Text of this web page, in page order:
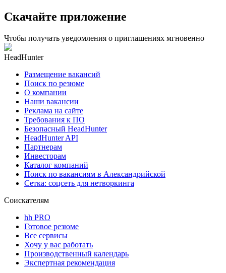
Скачайте приложение
Чтобы получать уведомления о приглашениях мгновенно
HeadHunter
Размещение вакансий
Поиск по резюме
О компании
Наши вакансии
Реклама на сайте
Требования к ПО
Безопасный HeadHunter
HeadHunter API
Партнерам
Инвесторам
Каталог компаний
Поиск по вакансиям в Александрийской
Сетка: соцсеть для нетворкинга
Соискателям
hh PRO
Готовое резюме
Все сервисы
Хочу у вас работать
Производственный календарь
Экспертная рекомендация